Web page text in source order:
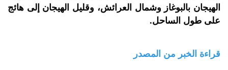
الهيجان بالبوغاز وشمال العرائش، وقليل الهيجان إلى هائج
على طول الساحل.
قراءة الخبر من المصدر